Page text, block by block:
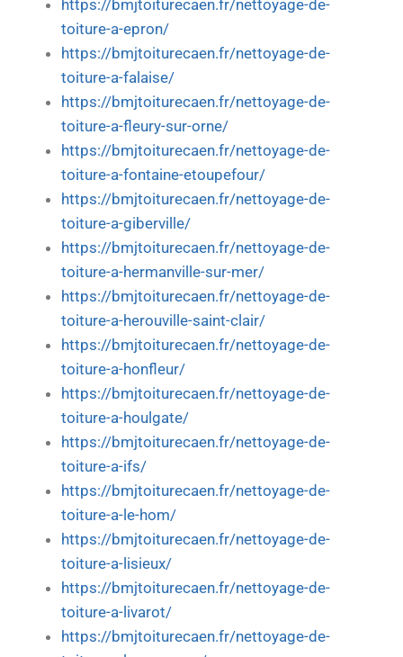
https://bmjtoiturecaen.fr/nettoyage-de-
toiture-a-epron/
https://bmjtoiturecaen.fr/nettoyage-de-
toiture-a-falaise/
https://bmjtoiturecaen.fr/nettoyage-de-
toiture-a-fleury-sur-orne/
https://bmjtoiturecaen.fr/nettoyage-de-
toiture-a-fontaine-etoupefour/
https://bmjtoiturecaen.fr/nettoyage-de-
toiture-a-giberville/
https://bmjtoiturecaen.fr/nettoyage-de-
toiture-a-hermanville-sur-mer/
https://bmjtoiturecaen.fr/nettoyage-de-
toiture-a-herouville-saint-clair/
https://bmjtoiturecaen.fr/nettoyage-de-
toiture-a-honfleur/
https://bmjtoiturecaen.fr/nettoyage-de-
toiture-a-houlgate/
https://bmjtoiturecaen.fr/nettoyage-de-
toiture-a-ifs/
https://bmjtoiturecaen.fr/nettoyage-de-
toiture-a-le-hom/
https://bmjtoiturecaen.fr/nettoyage-de-
toiture-a-lisieux/
https://bmjtoiturecaen.fr/nettoyage-de-
toiture-a-livarot/
https://bmjtoiturecaen.fr/nettoyage-de-